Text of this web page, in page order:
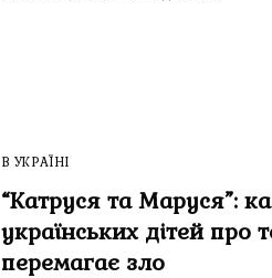
В УКРАЇНІ
“Катруся та Маруся”:
українських дітей про
перемагає зло